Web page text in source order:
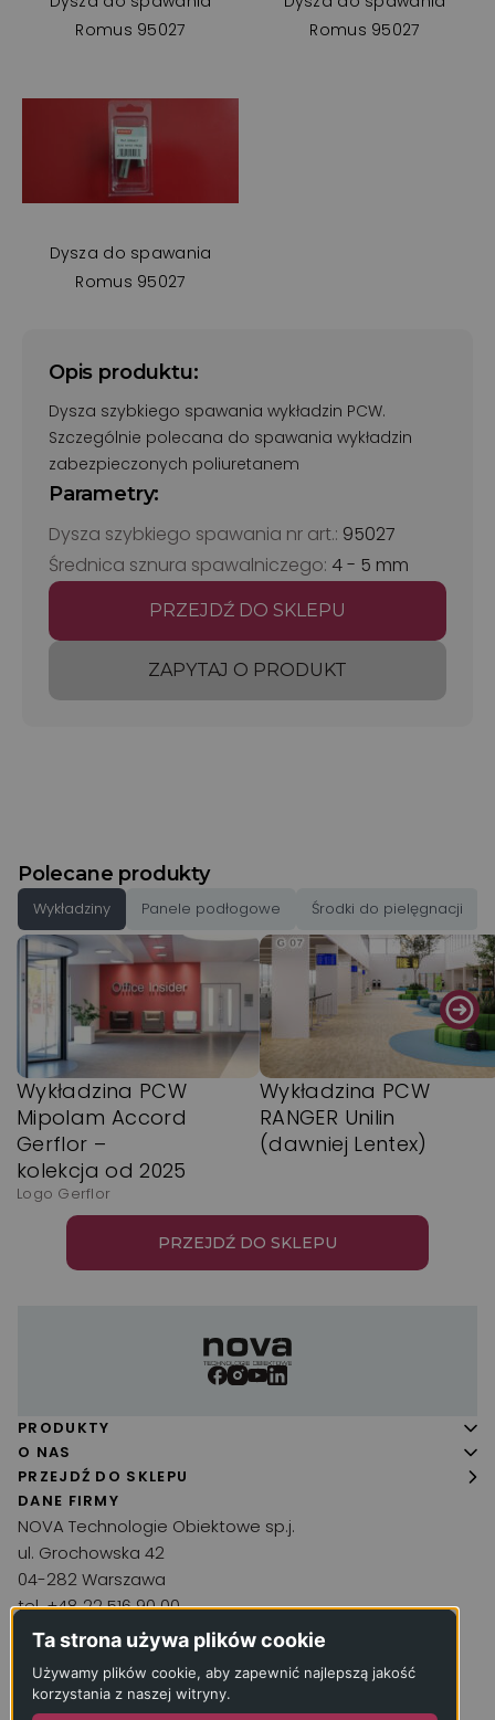
Romus 95027
Romus 95027
Dysza do spawania
Romus 95027
Opis produktu:
Dysza szybkiego spawania wykładzin PCW.
Szczególnie polecana do spawania wykładzin
zabezpieczonych poliuretanem
Parametry:
Dysza szybkiego spawania nr art.: 95027
Średnica sznura spawalniczego: 4 - 5 mm
PRZEJDŹ DO SKLEPU
ZAPYTAJ O PRODUKT
Polecane produkty
Wykładziny Panele podłogowe Środki do pielęgnacji
Wykładzina PCW
Mipolam Accord
Gerflor –
kolekcja od 2025
Logo Gerflor
Wykładzina PCW
RANGER Unilin
(dawniej Lentex)
PRZEJDŹ DO SKLEPU
PRODUKTY
Panele podłogowe
Podłogi drewniane
Wykładziny
Chemia podłogowa
Narzędzia
Akcesoria
Inne produkty
Usługi
O NAS
O firmie
Realizacje
Aktualności
Kontakt
PRZEJDŹ DO SKLEPU
DANE FIRMY
NOVA Technologie Obiektowe sp.j.
ul. Grochowska 42
04-282 Warszawa
tel. +48 22 516 90 00
kontakt@wykladzina.net
KRS: 0000066330
NIP: 1250052240
Ta strona używa plików cookie
Używamy plików cookie, aby zapewnić najlepszą jakość
korzystania z naszej witryny.